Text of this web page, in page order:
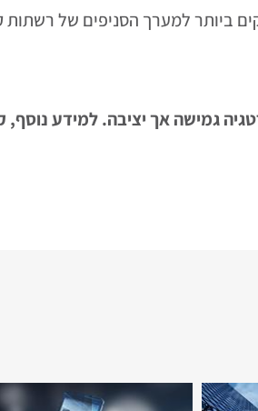
ביותר למערך הסניפים של רשתות
גמישה אך יציבה. למידע